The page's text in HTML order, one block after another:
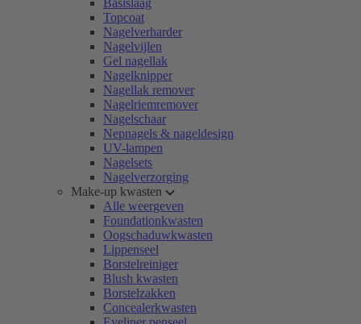
Basislaag
Topcoat
Nagelverharder
Nagelvijlen
Gel nagellak
Nagelknipper
Nagellak remover
Nagelriemremover
Nagelschaar
Nepnagels & nageldesign
UV-lampen
Nagelsets
Nagelverzorging
Make-up kwasten
Alle weergeven
Foundationkwasten
Oogschaduwkwasten
Lippenseel
Borstelreiniger
Blush kwasten
Borstelzakken
Concealerkwasten